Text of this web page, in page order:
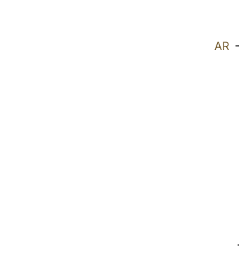
AR-